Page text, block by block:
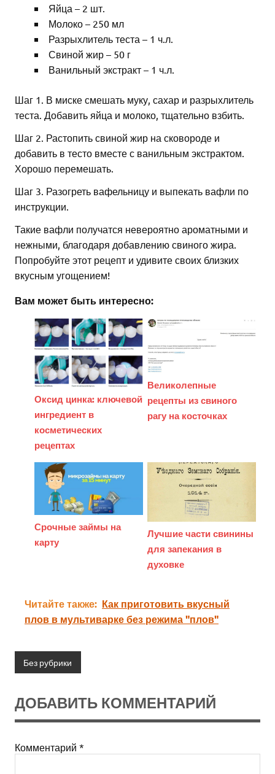
Яйца – 2 шт.
Молоко – 250 мл
Разрыхлитель теста – 1 ч.л.
Свиной жир – 50 г
Ванильный экстракт – 1 ч.л.
Шаг 1. В миске смешать муку, сахар и разрыхлитель
теста. Добавить яйца и молоко, тщательно взбить.
Шаг 2. Растопить свиной жир на сковороде и
добавить в тесто вместе с ванильным экстрактом.
Хорошо перемешать.
Шаг 3. Разогреть вафельницу и выпекать вафли по
инструкции.
Такие вафли получатся невероятно ароматными и
нежными, благодаря добавлению свиного жира.
Попробуйте этот рецепт и удивите своих близких
вкусным угощением!
Вам может быть интересно:
Оксид цинка: ключевой
ингредиент в
косметических
рецептах
Великолепные
рецепты из свиного
рагу на косточках
Срочные займы на
карту
Лучшие части свинины
для запекания в
духовке
Читайте также: Как приготовить вкусный
плов в мультиварке без режима "плов"
Без рубрики
ДОБАВИТЬ КОММЕНТАРИЙ
Комментарий *